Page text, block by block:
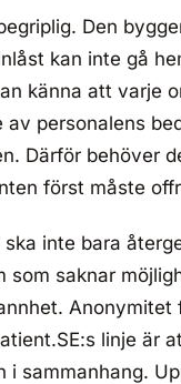
Den
kan inte gå
känna att varje
personalens
Därför behöver
först måste
inte bara
som saknar
Anonymitet
linje är
sammanhang.